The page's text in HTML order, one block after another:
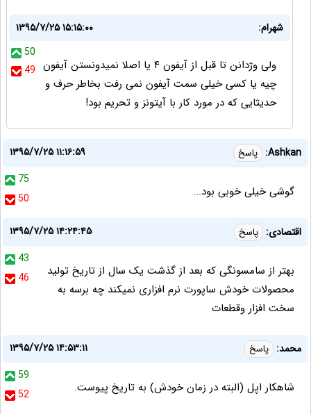
شهرام:
۱۳۹۵/۷/۲۵ ۱۵:۱۵:۰۰
50
49 ولی وژدانن تا قبل از آیفون ۴ یا اصلا نمیدونستن آیفون
چیه یا کسی خیلی سمت آیفون نمی رفت بخاطر حرف و
حدیثایی که در مورد کار با آیتونز و تحریم بود!
Ashkan: پاسخ
۱۳۹۵/۷/۲۵ ۱۱:۱۶:۵۹
75
50
گوشی خیلی خوبی بود...
اقتصادی: پاسخ
۱۳۹۵/۷/۲۵ ۱۴:۲۴:۴۵
43
46
بهتر از سامسونگی که بعد از گذشت یک سال از تاریخ تولید
محصولات خودش ساپورت نرم افزاری نمیکند چه برسه به
سخت افزار وقطعات
محمد: پاسخ
۱۳۹۵/۷/۲۵ ۱۴:۵۳:۱۱
59
52
شاهكار اپل (البته در زمان خودش) به تاريخ پيوست.